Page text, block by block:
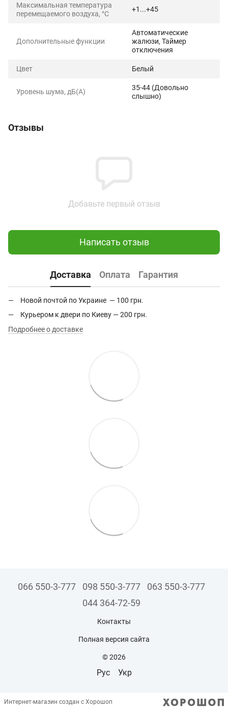
Максимальная температура
перемещаемого воздуха, °C
+1...+45
Дополнительные функции
Автоматические
жалюзи, Таймер
отключения
Цвет Белый
Уровень шума, дБ(А)
35-44 (Довольно
слышно)
Отзывы
Добавьте первый отзыв
Написать отзыв
Доставка Оплата Гарантия
Новой почтой по Украине — 100 грн.
Курьером к двери по Киеву — 200 грн.
Подробнее о доставке
066 550-3-777 098 550-3-777
063 550-3-777
044 364-72-59
Контакты
Полная версия сайта
© 2026
Рус Укр
Интернет-магазин создан с Хорошоп